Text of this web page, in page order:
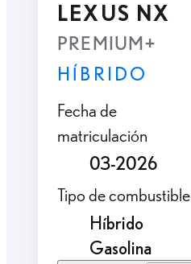
LEXUS NX
PREMIUM+
HÍBRIDO
Fecha de
matriculación
03-2026
Tipo de combustible
Híbrido
Gasolina